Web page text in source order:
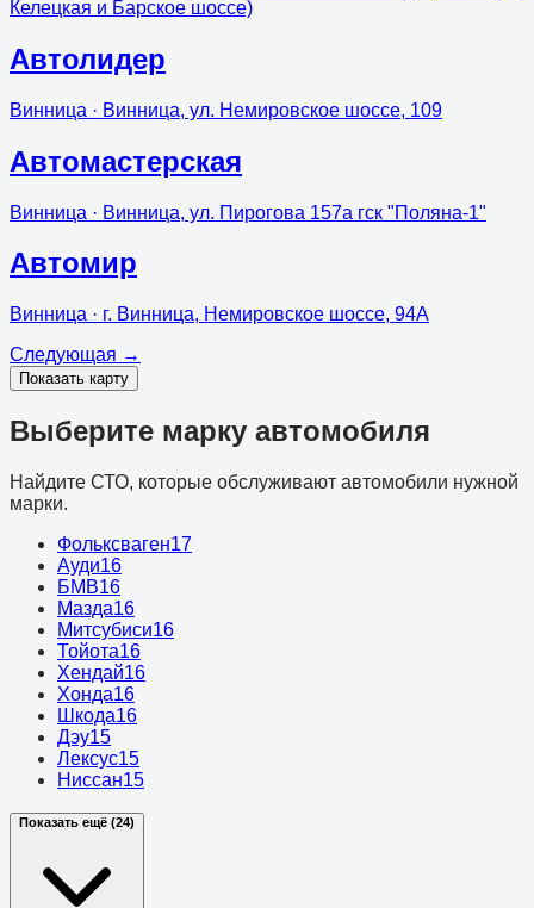
Келецкая и Барское шоссе)
Автолидер
Винница · Винница, ул. Немировское шоссе, 109
Автомастерская
Винница · Винница, ул. Пирогова 157а гск "Поляна-1"
Автомир
Винница · г. Винница, Немировское шоссе, 94А
Следующая →
Показать карту
Выберите марку автомобиля
Найдите СТО, которые обслуживают автомобили нужной
марки.
Фольксваген17
Ауди16
БМВ16
Мазда16
Митсубиси16
Тойота16
Хендай16
Хонда16
Шкода16
Дэу15
Лексус15
Ниссан15
Показать ещё (24)